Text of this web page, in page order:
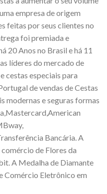
empresa de origem
feitas por seus clientes no
foi premiada e
20 Anos no Brasil e há 11
líderes do mercado de
cestas especiais para
de vendas de Cestas
modernas e seguras formas
Bancária. A
de Flores da
A Medalha de Diamante
Comércio Eletrônico em